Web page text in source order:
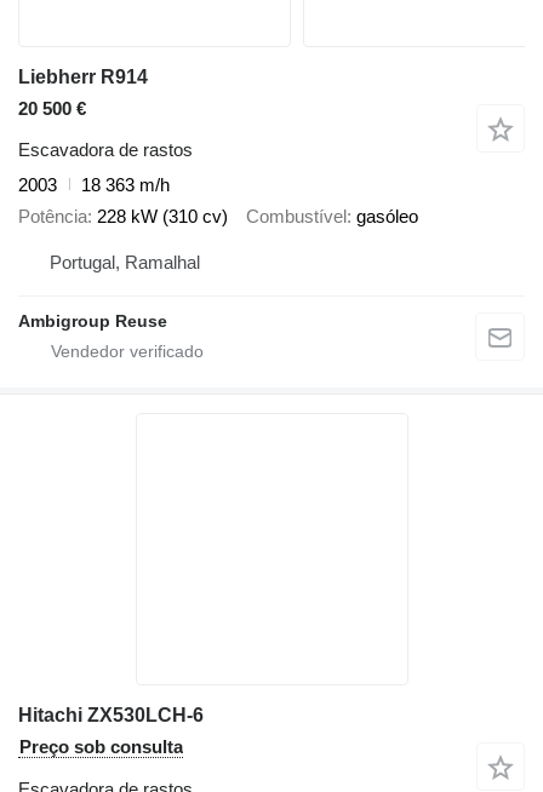
Liebherr R914
20 500 €
Escavadora de rastos
2003
18 363 m/h
Potência 228 kW (310 cv) Combustível gasóleo
Portugal, Ramalhal
Ambigroup Reuse
Hitachi ZX530LCH-6
Preço sob consulta